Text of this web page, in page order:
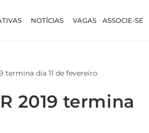
NOTÍCIAS VAGAS ASSOCIE-SE
2019 termina